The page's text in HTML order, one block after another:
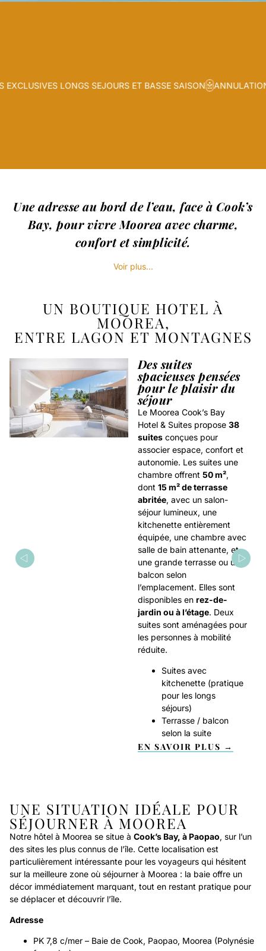
LONGS SEJOURS ET BASSE SAISON ANNULATION
Une adresse au bord de l’eau, face à Cook’s
Bay, pour vivre Moorea avec charme,
confort et simplicité.
Voir plus...
UN BOUTIQUE HOTEL À
MOOREA,
ENTRE LAGON ET MONTAGNES
Des suites
spacieuses pensées
pour le plaisir du
séjour
Le Moorea Cook’s Bay
Hotel & Suites propose 38
suitesconçues pour
associer espace, confort et
autonomie. Les suites une
chambre offrent 50 m²,
dont 15 m² de terrasse
abritée, avec un salon-
séjour lumineux, une
kitchenette entièrement
équipée, une chambre avec
salle de bain attenante, et
une grande terrasse ou un
balcon selon
l’emplacement. Elles sont
disponibles en rez-de-
jardin ou à l’étage. Deux
suites sont aménagées pour
les personnes à mobilité
réduite.
Suites avec
kitchenette (pratique
pour les longs
séjours)
Terrasse / balcon
selon la suite
EN SAVOIR PLUS →
UNE SITUATION IDÉALE POUR
SÉJOURNER À MOOREA
Notre hôtel à Moorea se situe à Cook’s Bay, à Paopao, sur l’un
des sites les plus connus de l’île. Cette localisation est
particulièrement intéressante pour les voyageurs qui hésitent
sur la meilleure zone où séjourner à Moorea : la baie offre un
décor immédiatement marquant, tout en restant pratique pour
se déplacer et découvrir l’île.
Adresse
PK 7,8 c/mer – Baie de Cook, Paopao, Moorea (Polynésie